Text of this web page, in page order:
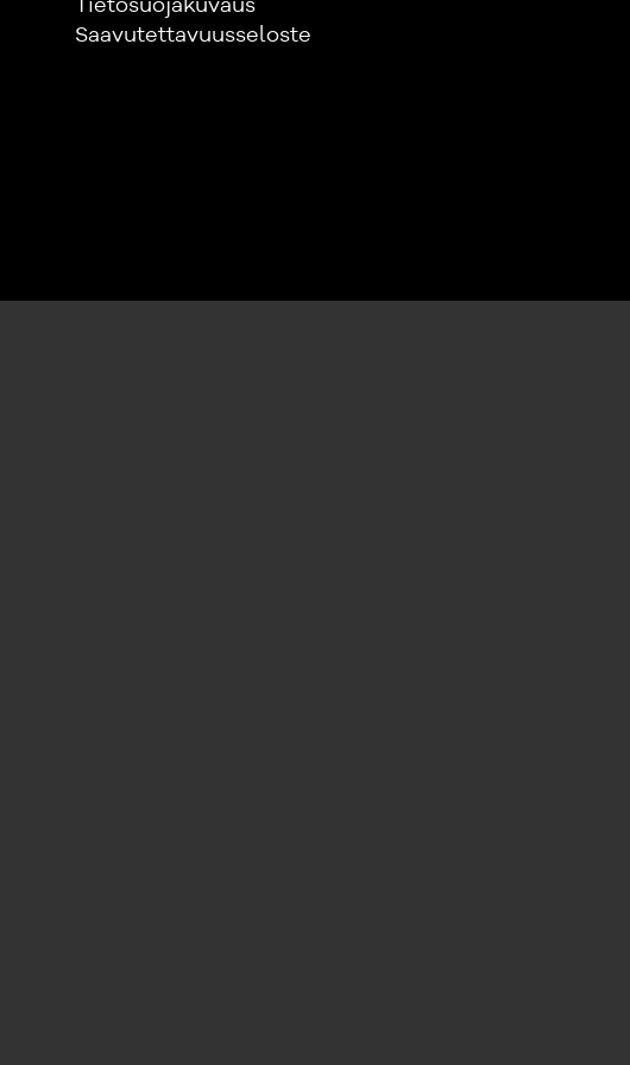
Tietosuojakuvaus
Saavutettavuusseloste